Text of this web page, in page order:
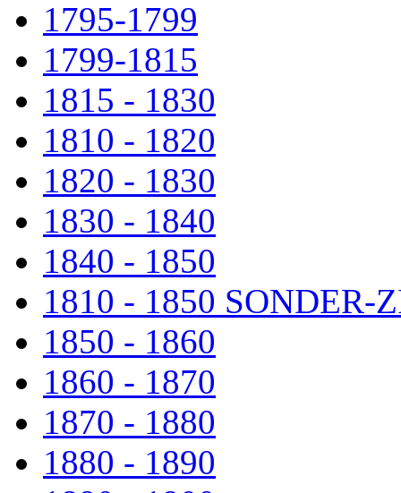
1795-1799
1799-1815
1815 - 1830
1810 - 1820
1820 - 1830
1830 - 1840
1840 - 1850
1810 - 1850 SONDER-
1850 - 1860
1860 - 1870
1870 - 1880
1880 - 1890